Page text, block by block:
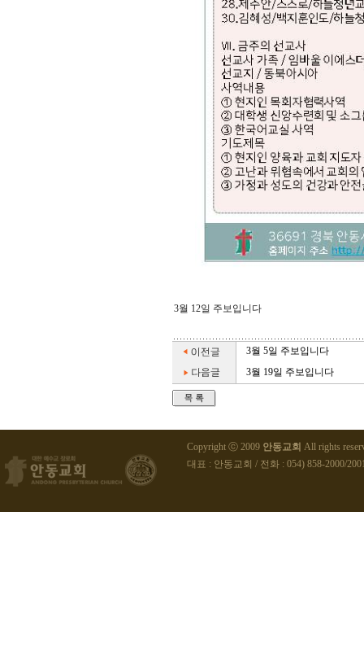
3월 12일 주보입니다
3월 5일 주보입니다
3월 19일 주보입니다
Copyright ⓒ 2009 안동교회 All rights
대표 : 안동교회 / 전화 : 054) 858-2000/